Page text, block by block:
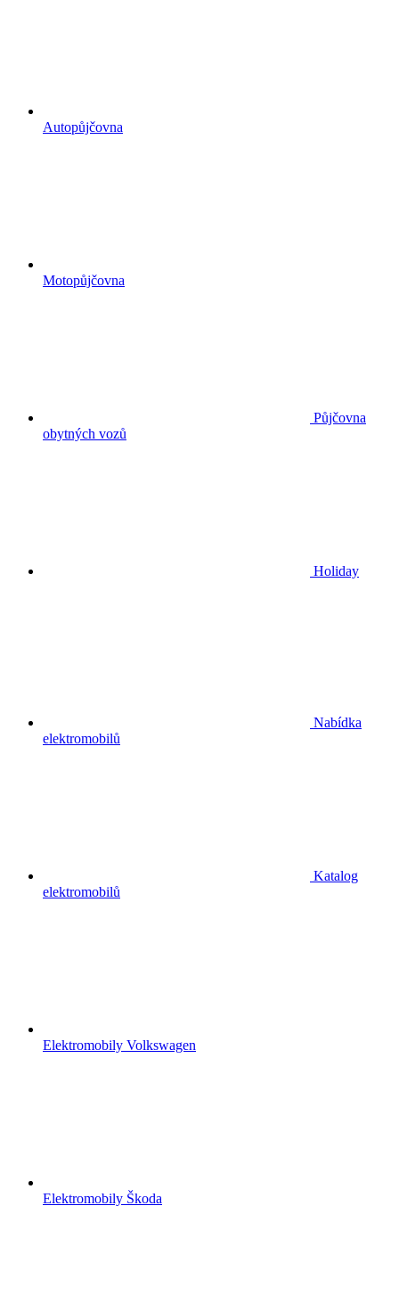
Autopůjčovna
Motopůjčovna
Půjčovna
obytných vozů
Holiday
Nabídka
elektromobilů
Katalog
elektromobilů
Elektromobily Volkswagen
Elektromobily Škoda